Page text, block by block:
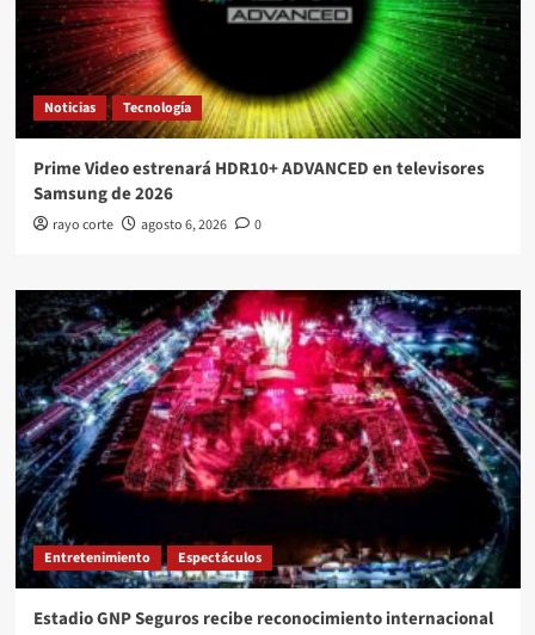
Noticias Tecnología
Prime Video estrenará HDR10+ ADVANCED en televisores
Samsung de 2026
rayo corte agosto 6, 2026 0
Entretenimiento Espectáculos
Estadio GNP Seguros recibe reconocimiento internacional